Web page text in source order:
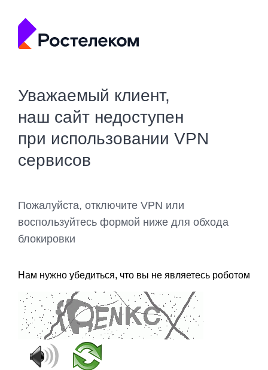
Уважаемый клиент,
наш сайт недоступен
при использовании VPN
сервисов
Пожалуйста, отключите VPN или
воспользуйтесь формой ниже для обхода
блокировки
Нам нужно убедиться, что вы не являетесь роботом